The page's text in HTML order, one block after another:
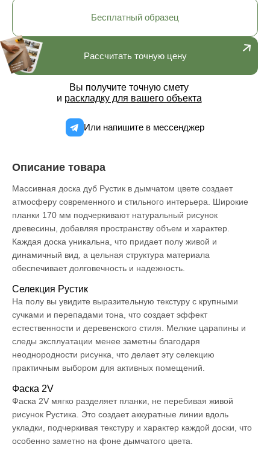
Рассчитать точную цену
Вы получите точную смету
и раскладку для вашего объекта
Или напишите в мессенджер
Бесплатный образец
Описание товара
Массивная доска дуб Рустик в дымчатом цвете создает
атмосферу современного и стильного интерьера. Широкие
планки 170 мм подчеркивают натуральный рисунок
древесины, добавляя пространству объем и характер.
Каждая доска уникальна, что придает полу живой и
динамичный вид, а цельная структура материала
обеспечивает долговечность и надежность.
Селекция Рустик
На полу вы увидите выразительную текстуру с крупными
сучками и перепадами тона, что создает эффект
естественности и деревенского стиля. Мелкие царапины и
следы эксплуатации менее заметны благодаря
неоднородности рисунка, что делает эту селекцию
практичным выбором для активных помещений.
Фаска 2V
Фаска 2V мягко разделяет планки, не перебивая живой
рисунок Рустика. Это создает аккуратные линии вдоль
укладки, подчеркивая текстуру и характер каждой доски, что
особенно заметно на фоне дымчатого цвета.